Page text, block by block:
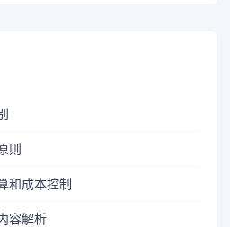
则
和成本控制
容解析